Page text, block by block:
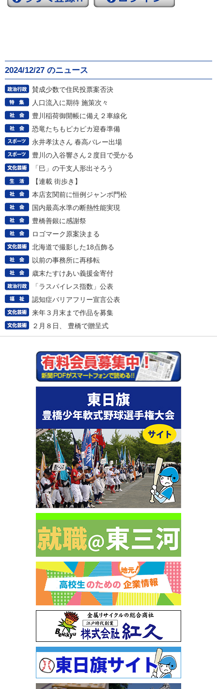
2024/12/27 のニュース
賛成少数で住民投票案否決
人口流入に期待 施策次々
豊川稲荷御開帳に備え２車線化
恐竜たちもピカピカ迎春準備
永井孝汰さん 春高バレー出場
豊川の入谷響さん２度目で受かる
「巳」の干支人形出そろう
【連載 街歩き】
本店玄関前に恒例ジャンボ門松
国内最高水準の断熱性能実現
豊橋善銀に感謝祭
ロゴマーク原案決まる
北海道で撮影した18点飾る
以前の事務所に再移転
歳末たすけあい義援金寄付
「ラスパイレス指数」公表
認知症バリアフリー宣言公表
来年３月末まで作品を募集
２月８日、 豊橋で贈呈式